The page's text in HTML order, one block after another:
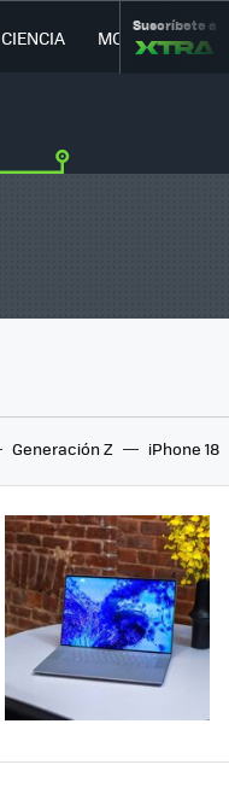
CIENCIA MOVILIDAD
Suscríbete a
Generación Z iPhone 18